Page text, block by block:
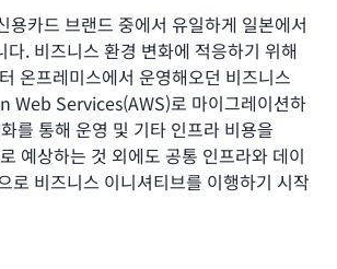
용카드 브랜드 중에서 유일하게 일본에서
다. 비즈니스 환경 변화에 적응하기 위해
온프레미스에서 운영해오던 비즈니스
Web Services(AWS)로 마이그레이션하
를 통해 운영 및 기타 인프라 비용을
예상하는 것 외에도 공통 인프라와 데이
로 비즈니스 이니셔티브를 이행하기 시작